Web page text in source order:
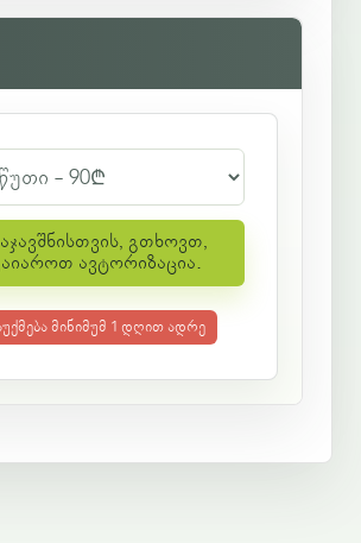
გთხოვთ,
ავტორიზაცია.
მინიმუმ 1 დღით ადრე